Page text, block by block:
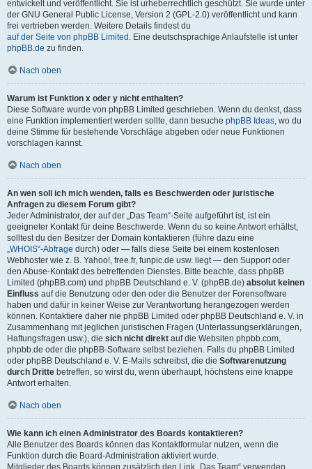
entwickelt und veröffentlicht. Sie ist urheberrechtlich geschützt. Sie wurde unter
der GNU General Public License, Version 2 (GPL-2.0) veröffentlicht und kann
frei vertrieben werden. Weitere Details findest du
auf der Seite von phpBB Limited . Eine deutschsprachige Anlaufstelle ist unter
phpBB.de zu finden.
Nach oben
Warum ist Funktion x oder y nicht enthalten?
Diese Software wurde von phpBB Limited geschrieben. Wenn du denkst, dass
eine Funktion implementiert werden sollte, dann besuche phpBB Ideas, wo du
deine Stimme für bestehende Vorschläge abgeben oder neue Funktionen
vorschlagen kannst.
Nach oben
An wen soll ich mich wenden, falls es Beschwerden oder juristische
Anfragen zu diesem Forum gibt?
Jeder Administrator, der auf der „Das Team“-Seite aufgeführt ist, ist ein
geeigneter Kontakt für deine Beschwerde. Wenn du so keine Antwort erhältst,
solltest du den Besitzer der Domain kontaktieren (führe dazu eine
„WHOIS“-Abfrage durch) oder — falls diese Seite bei einem kostenlosen
Webhoster wie z. B. Yahoo!, free.fr, funpic.de usw. liegt — den Support oder
den Abuse-Kontakt des betreffenden Dienstes. Bitte beachte, dass phpBB
Limited (phpBB.com) und phpBB Deutschland e. V. (phpBB.de) absolut keinen
Einfluss auf die Benutzung oder den oder die Benutzer der Forensoftware
haben und dafür in keiner Weise zur Verantwortung herangezogen werden
können. Kontaktiere daher nie phpBB Limited oder phpBB Deutschland e. V. in
Zusammenhang mit jeglichen juristischen Fragen (Unterlassungserklärungen,
Haftungsfragen usw.), die sich nicht direkt auf die Websiten phpbb.com,
phpbb.de oder die phpBB-Software selbst beziehen. Falls du phpBB Limited
oder phpBB Deutschland e. V. E-Mails schreibst, die die Softwarenutzung
durch Dritte betreffen, so wirst du, wenn überhaupt, höchstens eine knappe
Antwort erhalten.
Nach oben
Wie kann ich einen Administrator des Boards kontaktieren?
Alle Benutzer des Boards können das Kontaktformular nutzen, wenn die
Funktion durch die Board-Administration aktiviert wurde.
Mitglieder des Boards können zusätzlich den Link „Das Team“ verwenden.